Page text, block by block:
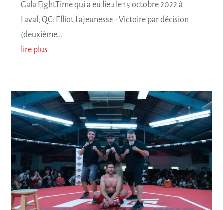
Gala FightTime qui a eu lieu le 15 octobre 2022 à
Laval, QC: Elliot Lajeunesse - Victoire par décision
(deuxième...
lire plus